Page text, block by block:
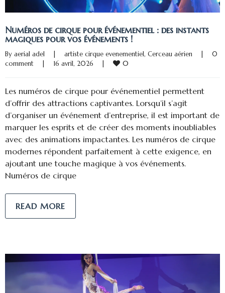
Numéros de cirque pour événementiel : des instants
magiques pour vos événements !
By aerial adel artiste cirque evenementiel, Cerceau aérien
0
comment
16 avril, 2026 0
Les numéros de cirque pour événementiel permettent
d’offrir des attractions captivantes. Lorsqu’il s’agit
d’organiser un événement d’entreprise, il est important de
marquer les esprits et de créer des moments inoubliables
avec des animations impactantes. Les numéros de cirque
modernes répondent parfaitement à cette exigence, en
ajoutant une touche magique à vos événements.
Numéros de cirque
READ MORE